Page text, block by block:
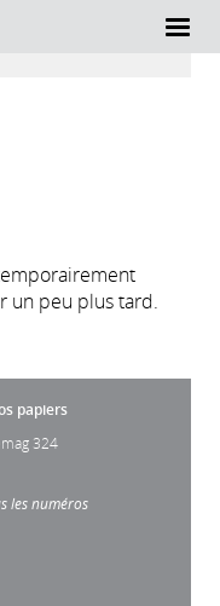
un peu plus tard.
papiers
324
les numéros